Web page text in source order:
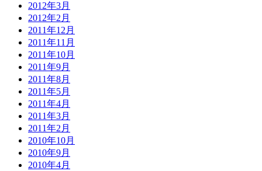
2012年3月
2012年2月
2011年12月
2011年11月
2011年10月
2011年9月
2011年8月
2011年5月
2011年4月
2011年3月
2011年2月
2010年10月
2010年9月
2010年4月